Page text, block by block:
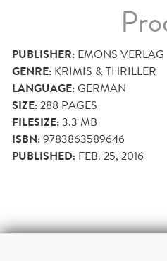
PUBLISHER: EMONS VERLAG
GENRE: KRIMIS & THRILLER
LANGUAGE:GERMAN
SIZE:288 PAGES
FILESIZE:3.3 MB
ISBN:9783863589646
PUBLISHED: FEB. 25, 2016